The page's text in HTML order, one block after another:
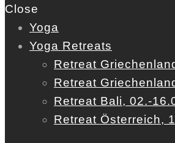
Close
Yoga
Yoga Retreats
Retreat
Retreat
Retreat Bali, 02.-
Retreat Österreich,